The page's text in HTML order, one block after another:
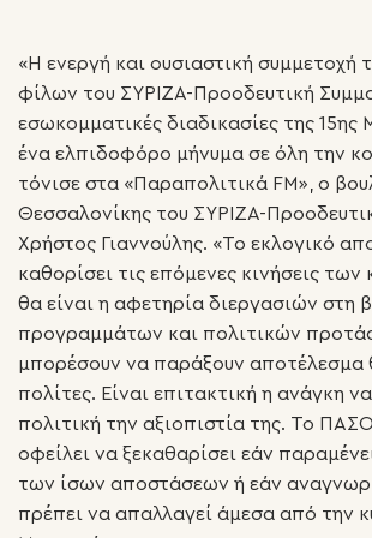
«Η ενεργή και ουσιαστική συμμετοχή
φίλων του ΣΥΡΙΖΑ-Προοδευτική
εσωκομματικές διαδικασίες της 15ης
ένα ελπιδοφόρο μήνυμα σε όλη την
τόνισε στα «Παραπολιτικά FM», ο
Θεσσαλονίκης του ΣΥΡΙΖΑ-
Χρήστος Γιαννούλης. «Το εκλογικό
καθορίσει τις επόμενες κινήσεις
θα είναι η αφετηρία διεργασιών στη
προγραμμάτων και πολιτικών
μπορέσουν να παράξουν αποτέλεσμα
πολίτες. Είναι επιτακτική η ανάγκη
πολιτική την αξιοπιστία της. Το
οφείλει να ξεκαθαρίσει εάν
των ίσων αποστάσεων ή εάν
πρέπει να απαλλαγεί άμεσα από την